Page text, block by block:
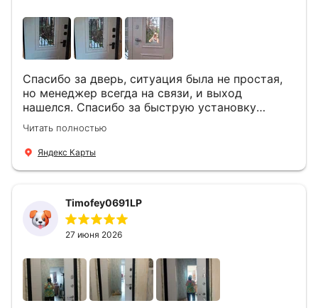
Спасибо за дверь, ситуация была не простая,
но менеджер всегда на связи, и выход
нашелся. Спасибо за быструю установку
Роману, один и привёз, и установил. Надеюсь,
что дверь нам долго послужит
Читать полностью
Яндекс Карты
Timofey0691LP
27 июня 2026